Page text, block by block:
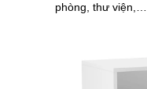
phòng, thư viện,…